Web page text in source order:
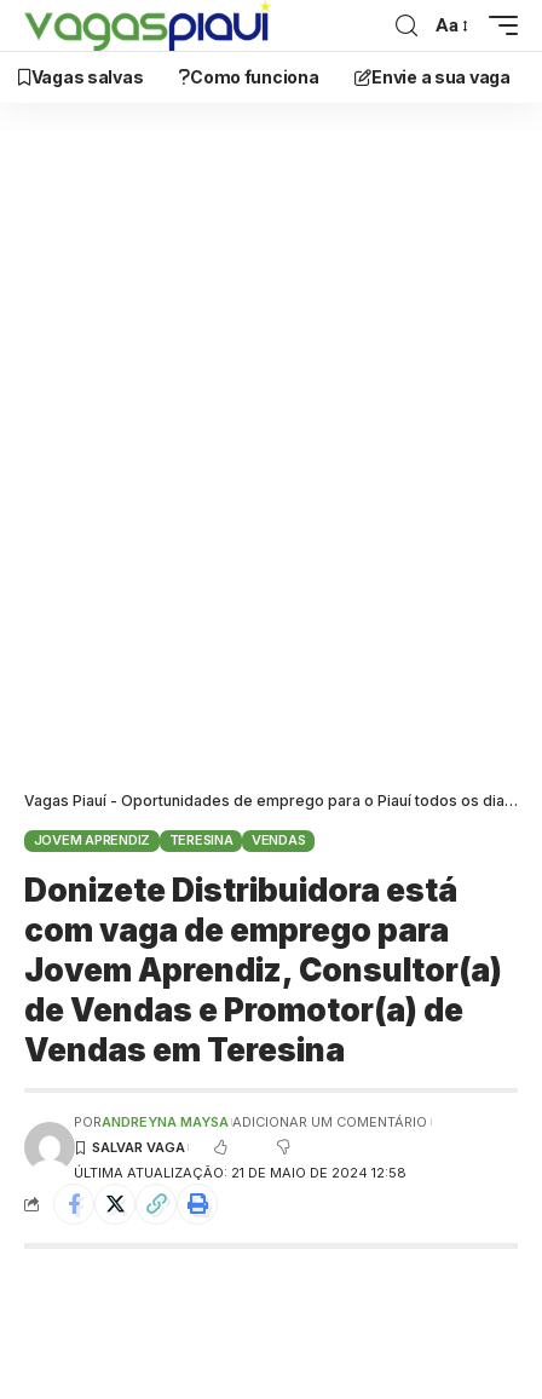
Aa
Vagas salvas Como funciona Envie a sua vaga
Vagas Piauí - Oportunidades de emprego para o Piauí todos os dias>
JOVEM APRENDIZ TERESINA VENDAS
Donizete Distribuidora está
com vaga de emprego para
Jovem Aprendiz, Consultor(a)
de Vendas e Promotor(a) de
Vendas em Teresina
ÚLTIMA ATUALIZAÇÃO: 21 DE MAIO DE 2024 12:58
PORANDREYNA MAYSA ADICIONAR UM COMENTÁRIO